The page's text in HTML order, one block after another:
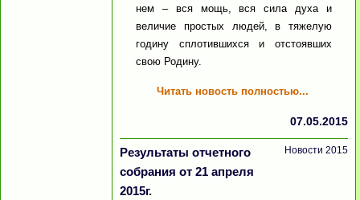
нем – вся мощь, вся сила духа и
величие простых людей, в тяжелую
годину сплотившихся и отстоявших
свою Родину.
Читать новость полностью...
07.05.2015
Результаты отчетного
собрания от 21 апреля
2015г.
Новости 2015